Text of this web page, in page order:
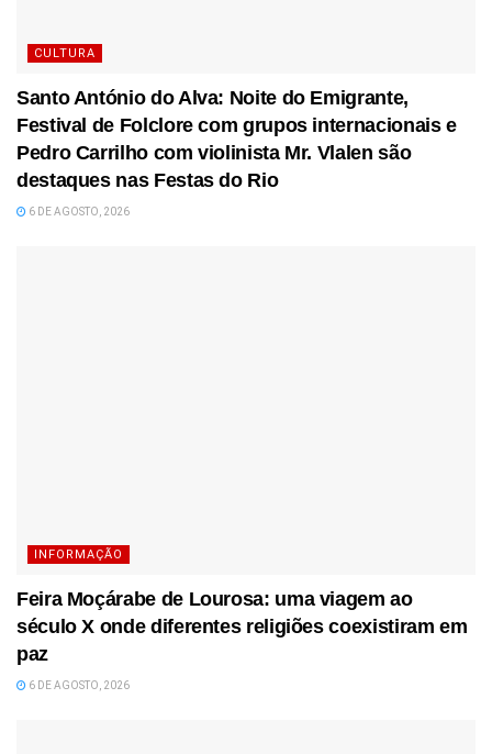
CULTURA
Santo António do Alva: Noite do Emigrante,
Festival de Folclore com grupos internacionais e
Pedro Carrilho com violinista Mr. Vlalen são
destaques nas Festas do Rio
6 DE AGOSTO, 2026
INFORMAÇÃO
Feira Moçárabe de Lourosa: uma viagem ao
século X onde diferentes religiões coexistiram em
paz
6 DE AGOSTO, 2026